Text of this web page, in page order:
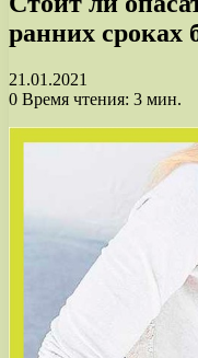
ранних сроках
21.01.2021
0 Время чтения: 3 мин.